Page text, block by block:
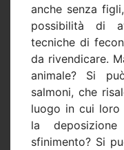
anche senza
possibilità di
tecniche di
da rivendicare.
animale? Si
salmoni, che
luogo in cui loro
la
sfinimento? Si